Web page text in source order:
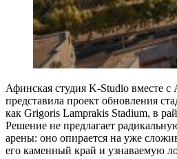
Афинская студия K-Studio вместе
представила проект обновления
как Grigoris Lamprakis Stadium, в
Решение не предлагает
арены: оно опирается на уже
его каменный край и узнаваемую